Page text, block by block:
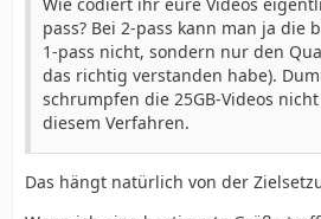
pass? Bei 2-pass kann man ja die
1-pass nicht, sondern nur den
das richtig verstanden habe).
schrumpfen die 25GB-Videos
diesem Verfahren.
Das hängt natürlich von der